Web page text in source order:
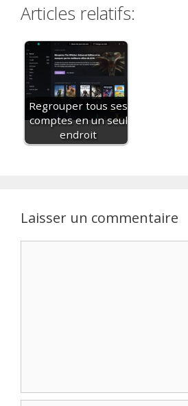
Articles relatifs:
Regrouper tous ses
comptes en un seul
endroit
Laisser un commentaire